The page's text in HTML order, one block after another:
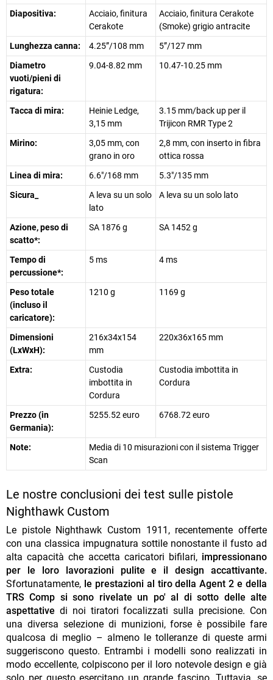
Diapositiva:
Acciaio, finitura
Cerakote
Acciaio, finitura Cerakote
(Smoke) grigio antracite
Lunghezza canna:
4.25”/108 mm
5”/127 mm
Diametro
vuoti/pieni di
rigatura:
9.04-8.82 mm 10.47-10.25 mm
Tacca di mira:
Heinie Ledge,
3,15 mm
3.15 mm/back up per il
Trijicon RMR Type 2
Mirino:
3,05 mm, con
grano in oro
2,8 mm, con inserto in fibra
ottica rossa
Linea di mira:
6.6"/168 mm
5.3"/135 mm
Sicura_
A leva su un solo
lato
A leva su un solo lato
Azione, peso di
scatto*:
SA 1876 g SA 1452 g
Tempo di
percussione*:
5 ms 4 ms
Peso totale
(incluso il
caricatore):
1210 g 1169 g
Dimensioni
(LxWxH):
216x34x154
mm
220x36x165 mm
Extra:
Custodia
imbottita in
Cordura
Custodia imbottita in
Cordura
Prezzo (in
Germania):
5255.52 euro 6768.72 euro
Note:
Media di 10 misurazioni con il sistema Trigger
Scan
Le nostre conclusioni dei test sulle pistole
Nighthawk Custom
Le pistole Nighthawk Custom 1911, recentemente offerte
con una classica impugnatura sottile nonostante il fusto ad
alta capacità che accetta caricatori bifilari, impressionano
per le loro lavorazioni pulite e il design accattivante.
Sfortunatamente, le prestazioni al tiro della Agent 2 e della
TRS Comp si sono rivelate un po' al di sotto delle alte
aspettative di noi tiratori focalizzati sulla precisione. Con
una diversa selezione di munizioni, forse è possibile fare
qualcosa di meglio – almeno le tolleranze di queste armi
suggeriscono questo. Entrambi i modelli sono realizzati in
modo eccellente, colpiscono per il loro notevole design e già